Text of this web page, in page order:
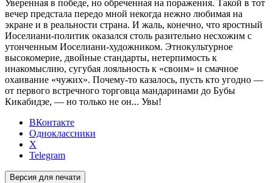
Уверенная в победе, но обреченная на поражения. Такой в тот
вечер предстала передо мной некогда нежно любимая на
экране и в реальности страна. И жаль, конечно, что яростный
Иоселиани-политик оказался столь разительно несхожим с
утонченным Иоселиани-художником. Этнокультурное
высокомерие, двойные стандарты, нетерпимость к
инакомыслию, сугубая лояльность к «своим» и смачное
охаивание «чужих». Почему-то казалось, пусть кто угодно —
от первого встречного торговца мандаринами до Бубы
Кикабидзе, — но только не он... Увы!
ВКонтакте
Одноклассники
X
Telegram
Версия для печати